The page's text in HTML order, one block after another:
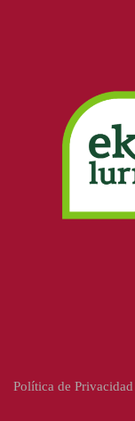
Política de Privacidad